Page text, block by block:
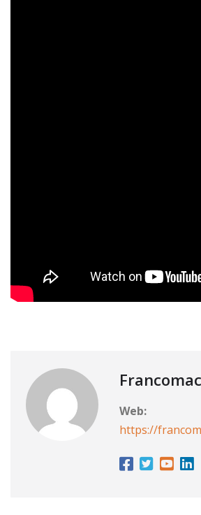
Web:
https://